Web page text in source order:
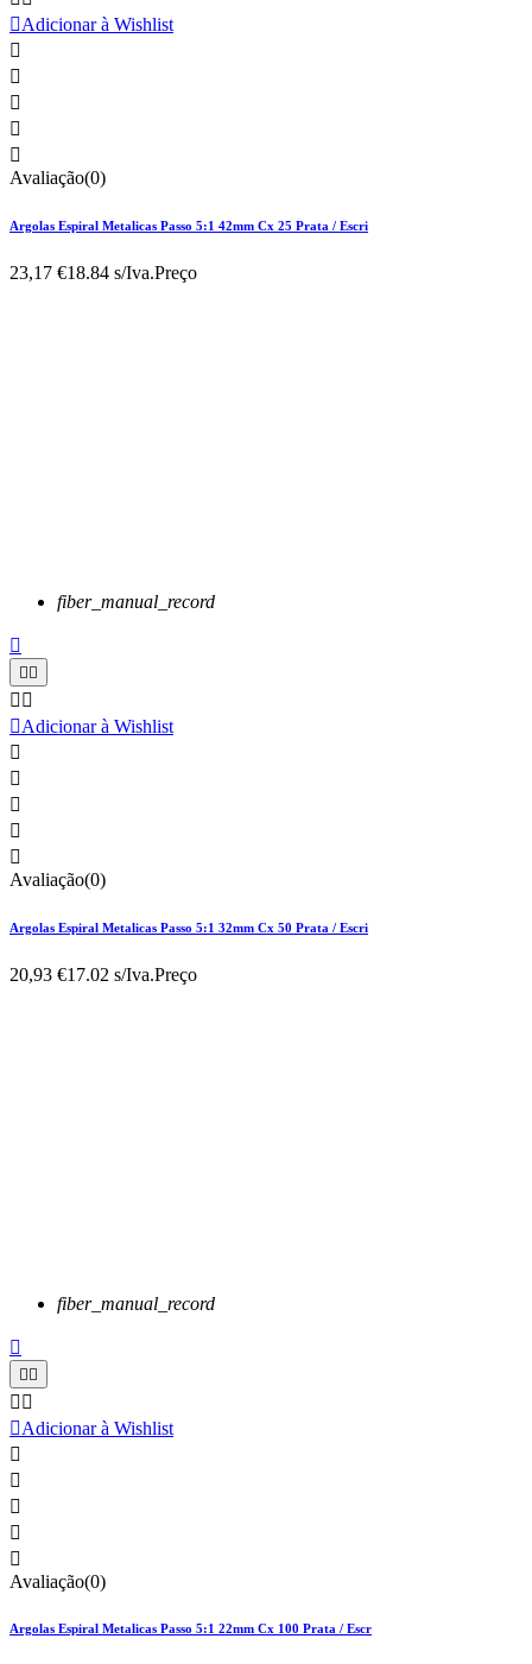
Adicionar à Wishlist





Avaliação(0)
Argolas Espiral Metalicas Passo 5:1 42mm Cx 25 Prata / Escri
23,17 €18.84 s/Iva.Preço
fiber_manual_record


 
Adicionar à Wishlist





Avaliação(0)
Argolas Espiral Metalicas Passo 5:1 32mm Cx 50 Prata / Escri
20,93 €17.02 s/Iva.Preço
fiber_manual_record


 
Adicionar à Wishlist





Avaliação(0)
Argolas Espiral Metalicas Passo 5:1 22mm Cx 100 Prata / Escr